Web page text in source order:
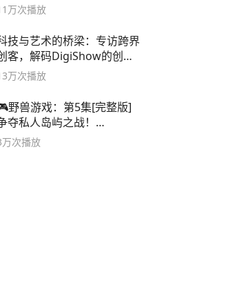
万次播放
技与艺术的桥梁：专访跨界
客，解码DigiShow的创新
路
万次播放
野兽游戏：第5集[完整版]
夺私人岛屿之战！
次播放